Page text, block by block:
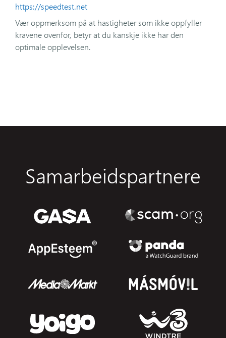
https://speedtest.net
Vær oppmerksom på at hastigheter som ikke oppfyller
kravene ovenfor, betyr at du kanskje ikke har den
optimale opplevelsen.
Samarbeidspartnere